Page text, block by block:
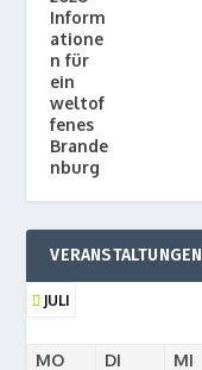
VERANSTALTUNGEN
JULI
MO DI MI